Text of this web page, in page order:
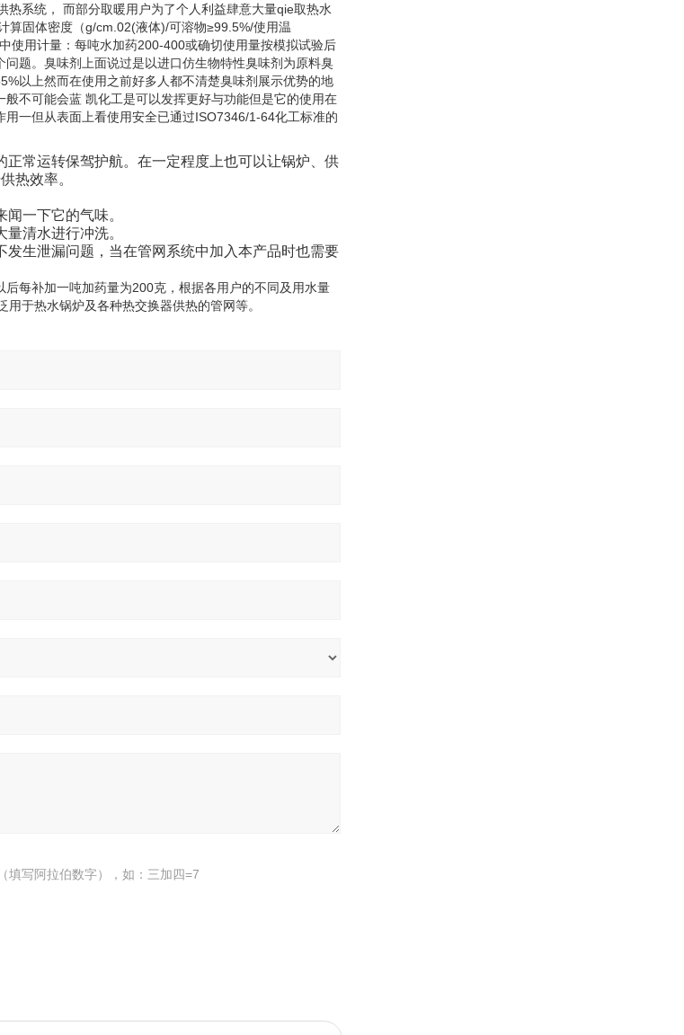
系统， 而部分取暖用户为了个人利益肆意大量qie取热水
算固体密度（g/cm.02(液体)/可溶物≥99.5%/使用温
用计量：每吨水加药200-400或确切使用量按模拟试验后
题。臭味剂上面说过是以进口仿生物特性臭味剂为原料臭
以上然而在使用之前好多人都不清楚臭味剂展示优势的地
不可能会蓝 凯化工是可以发挥更好与功能但是它的使用在
一但从表面上看使用安全已通过ISO7346/1-64化工标准的
常运转保驾护航。在一定程度上也可以让锅炉、供
热效率。
一下它的气味。
清水进行冲洗。
生泄漏问题，当在管网系统中加入本产品时也需要
每补加一吨加药量为200克，根据各用户的不同及用水量
于热水锅炉及各种热交换器供热的管网等。
填写阿拉伯数字），如：三加四=7